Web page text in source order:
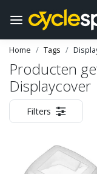
Home Tags
Producten
Displaycover
Filters